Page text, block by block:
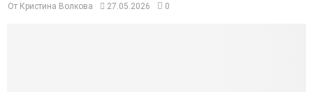
От Кристина Волкова 27.05.2026 0